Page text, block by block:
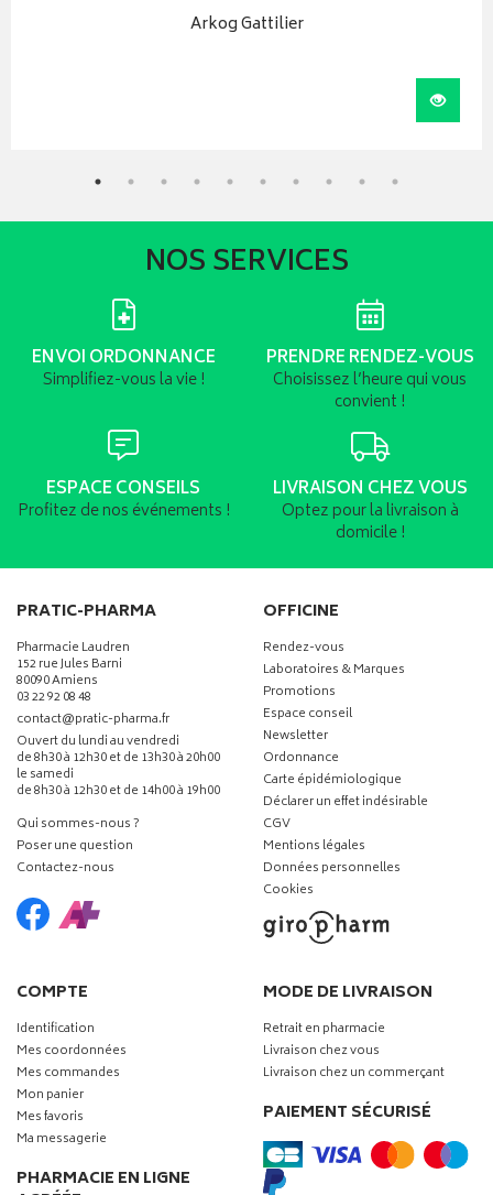
Arkog Gattilier
NOS SERVICES
ENVOI ORDONNANCE
Simplifiez-vous la vie !
PRENDRE RENDEZ-VOUS
Choisissez l’heure qui vous
convient !
ESPACE CONSEILS
Profitez de nos événements !
LIVRAISON CHEZ VOUS
Optez pour la livraison à
domicile !
PRATIC-PHARMA
Pharmacie Laudren
152 rue Jules Barni
80090 Amiens
03 22 92 08 48
contact-
@-
pratic-pharma.fr
Ouvert du lundi au vendredi
de 8h30 à 12h30 et de 13h30 à 20h00
le samedi
de 8h30 à 12h30 et de 14h00 à 19h00
Qui sommes-nous ?
Poser une question
Contactez-nous
OFFICINE
Rendez-vous
Laboratoires & Marques
Promotions
Espace conseil
Newsletter
Ordonnance
Carte épidémiologique
Déclarer un effet indésirable
CGV
Mentions légales
Données personnelles
Cookies
COMPTE
Identification
Mes coordonnées
Mes commandes
Mon panier
Mes favoris
Ma messagerie
PHARMACIE EN LIGNE
MODE DE LIVRAISON
Retrait en pharmacie
Livraison chez vous
Livraison chez un commerçant
PAIEMENT SÉCURISÉ